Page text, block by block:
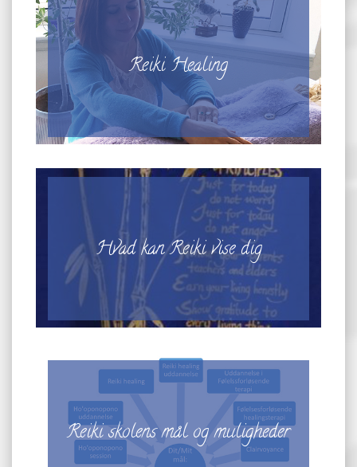
Reiki Healing
Hvad kan Reiki vise dig
Reiki skolens mål og muligheder